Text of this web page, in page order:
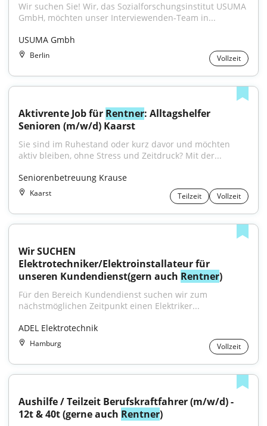
Wir suchen Sie! Wir, das Sozialforschungsinstitut USUMA
GmbH, möchten unser Interviewenden-Team in...
USUMA Gmbh
Berlin Vollzeit
Aktivrente Job für Rentner: Alltagshelfer
Senioren (m/w/d) Kaarst
Sie sind im Ruhestand oder kurz davor und möchten
aktiv bleiben, ohne Stress und Zeitdruck? Mit der...
Seniorenbetreuung Krause
Kaarst Teilzeit Vollzeit
Wir SUCHEN
Elektrotechniker/Elektroinstallateur für
unseren Kundendienst(gern auch Rentner)
Für den Bereich Kundendienst suchen wir zum
nächstmöglichen Zeitpunkt einen Elektriker...
ADEL Elektrotechnik
Hamburg Vollzeit
Aushilfe / Teilzeit Berufskraftfahrer (m/w/d) -
12t & 40t (gerne auch Rentner)